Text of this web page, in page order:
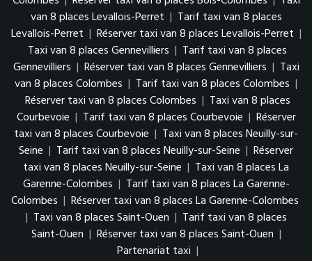
van 8 places Levallois-Perret | Tarif taxi van 8 places
Levallois-Perret | Réserver taxi van 8 places Levallois-Perret |
Taxi van 8 places Gennevilliers | Tarif taxi van 8 places
Gennevilliers | Réserver taxi van 8 places Gennevilliers | Taxi
van 8 places Colombes | Tarif taxi van 8 places Colombes |
Réserver taxi van 8 places Colombes | Taxi van 8 places
Courbevoie | Tarif taxi van 8 places Courbevoie | Réserver
taxi van 8 places Courbevoie | Taxi van 8 places Neuilly-sur-
Seine | Tarif taxi van 8 places Neuilly-sur-Seine | Réserver
taxi van 8 places Neuilly-sur-Seine | Taxi van 8 places La
Garenne-Colombes | Tarif taxi van 8 places La Garenne-
Colombes | Réserver taxi van 8 places La Garenne-Colombes
| Taxi van 8 places Saint-Ouen | Tarif taxi van 8 places
Saint-Ouen | Réserver taxi van 8 places Saint-Ouen |
Partenariat taxi |